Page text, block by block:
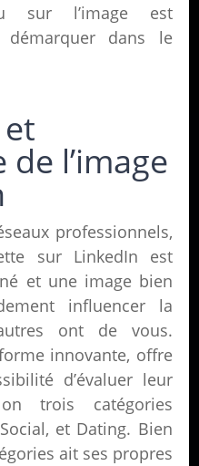
sur l’image est
démarquer dans le
l’image
professionnels,
sur LinkedIn est
et une image bien
influencer la
ont de vous.
innovante, offre
d’évaluer leur
trois catégories
et Dating. Bien
ait ses propres